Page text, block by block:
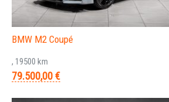
BMW M2 Coupé
, 19500 km
79.500,00 €